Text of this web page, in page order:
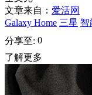
文章来自： 爱活网
Galaxy Home 三星 智
分享至: 0
了解更多